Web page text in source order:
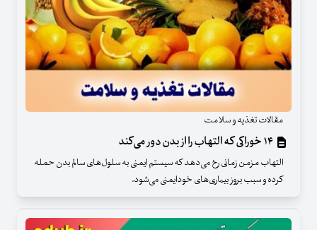
مقالات تغذیه و سلامت
التهاب مزمن زمانی رخ می‌دهد که سیستم ایمنی به سلول‌های سالم بدن حمله
کرده و سبب بروز بیماری‌های خودایمنی می‌شود.